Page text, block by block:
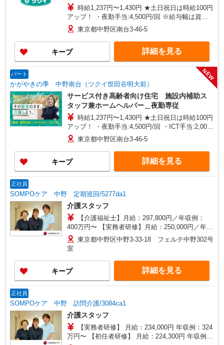
時給1,237円〜1,430円 ★土日祝日は時給100円
アップ！ ・夜勤手当:4,500円/回 ※給与幅は資
格・経験等による
東京都中野区南台3-46-5
キープ 詳細を見る
パート
かがやきの季 中野南台（ツクイ世田谷明大前）
NEW
サービス付き高齢者向け住宅 施設内補助ス
タッフ兼ホームヘルパー＿夜勤専従
時給1,237円〜1,430円 ★土日祝日は時給100円
アップ！ ・夜勤手当:4,500円/回 ・ICT手当:2,000
円/月 ※給与幅は資格・経験等による
東京都中野区南台3-46-5
キープ 詳細を見る
正社員
SOMPOケア 中野 定期巡回/5277da1
介護スタッフ
【介護福祉士】月給：297,800円／年収例：
400万円〜 【実務者研修】月給：250,000円／年収
例：340万円〜 【初任者研修】月給：240,300円／
年収例：330万円〜 ※職務手当、（東京都）居住
手当、日祝手当（月平均2回分）、在宅手当（月平
均20回分）等、毎月平均的に支払われる手当含む
※介護福祉士のみ、特別職務手当、特別地域手当
業：別途時間外手当支給（超過1分〜） ◎居住支
援特別手当は勤続5年目迄の方は更に1万円支給
（再入社除く） ◎賞与 基本給2.08ヶ月分/年支給
東京都中野区中野3-33-18 フェルテ中野302号
室
キープ 詳細を見る
正社員
SOMPOケア 中野 訪問介護/3084ca1
介護スタッフ
【実務者研修】 月給：234,000円 年収例：324
万円〜 【初任者研修】 月給：224,300円 年収例：